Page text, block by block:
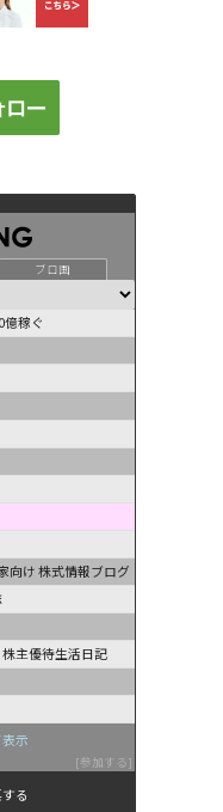
ブロ画
稼ぐ
向け 株式情報ブログ
主優待生活日記
示
参加する
る